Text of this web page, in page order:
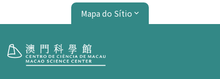
Mapa do Sítio